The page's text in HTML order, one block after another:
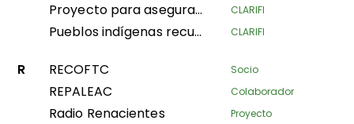
Proyecto para asegurar la tenencia y los espacios tradicionales de tierras y bosques de los Pueblos Indígenas Pigmeos y las Comunidades Locales en las provincias de Ubangi del Sur y Mai-Ndombe, con fines de conservación y preservación de los bosques, a través de la popularización e implementación de la ley sobre la promoción y protección de los derechos de los Pueblos Indígenas Pigmeos en RDC CLARIFI
Pueblos indígenas recuperando ecosistemas andinos para el Buen Vivir CLARIFI
R RECOFTC Socio
REPALEAC Colaborador
Radio Renacientes Proyecto